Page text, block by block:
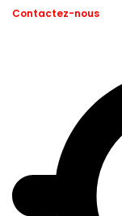
Contactez-nous